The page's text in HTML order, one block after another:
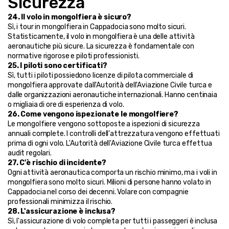
24. Il volo in mongolfiera è sicuro?
Sì, i tour in mongolfiera in Cappadocia sono molto sicuri.
Statisticamente, il volo in mongolfiera è una delle attività
aeronautiche più sicure. La sicurezza è fondamentale con
normative rigorose e piloti professionisti.
25. I piloti sono certificati?
Sì, tutti i piloti possiedono licenze di pilota commerciale di
mongolfiera approvate dall'Autorità dell'Aviazione Civile turca e
dalle organizzazioni aeronautiche internazionali. Hanno centinaia
o migliaia di ore di esperienza di volo.
26. Come vengono ispezionate le mongolfiere?
Le mongolfiere vengono sottoposte a ispezioni di sicurezza
annuali complete. I controlli dell'attrezzatura vengono effettuati
prima di ogni volo. L'Autorità dell'Aviazione Civile turca effettua
audit regolari.
27. C'è rischio di incidente?
Ogni attività aeronautica comporta un rischio minimo, ma i voli in
mongolfiera sono molto sicuri. Milioni di persone hanno volato in
Cappadocia nel corso dei decenni. Volare con compagnie
professionali minimizza il rischio.
28. L'assicurazione è inclusa?
Sì, l'assicurazione di volo completa per tutti i passeggeri è inclusa